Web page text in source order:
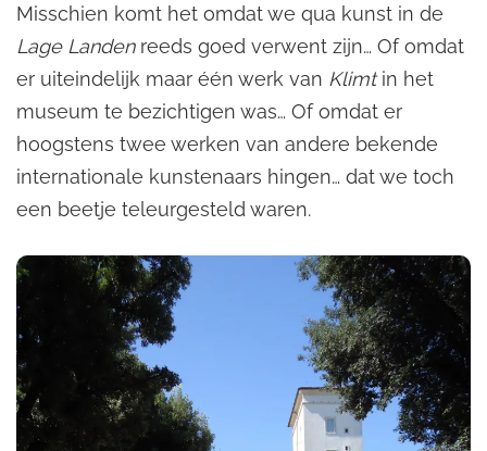
Misschien komt het omdat we qua kunst in de
Lage Landenreeds goed verwent zijn… Of omdat
er uiteindelijk maar één werk van Klimtin het
museum te bezichtigen was… Of omdat er
hoogstens twee werken van andere bekende
internationale kunstenaars hingen… dat we toch
een beetje teleurgesteld waren.